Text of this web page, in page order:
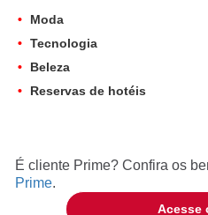
Moda
Tecnologia
Beleza
Reservas de hotéis
Acesse
É cliente Prime? Confira os
Prime.